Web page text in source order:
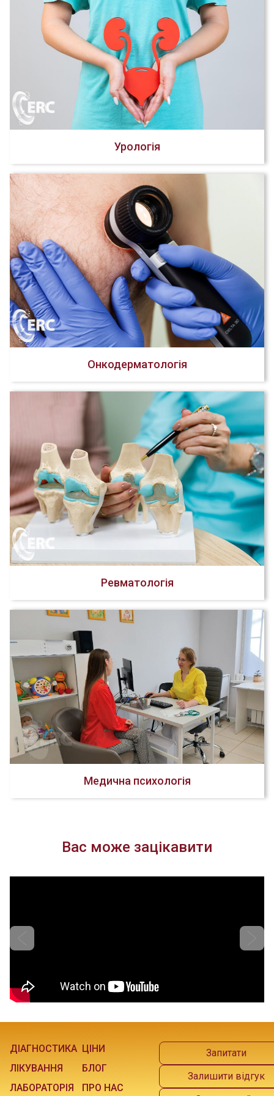
Урологія
Онкодерматологія
Ревматологія
Медична психологія
Вас може зацікавити
ДІАГНОСТИКА
ЛІКУВАННЯ
ЛАБОРАТОРІЯ
ЦІНИ
БЛОГ
ПРО НАС
Запитати
Залишити відгук